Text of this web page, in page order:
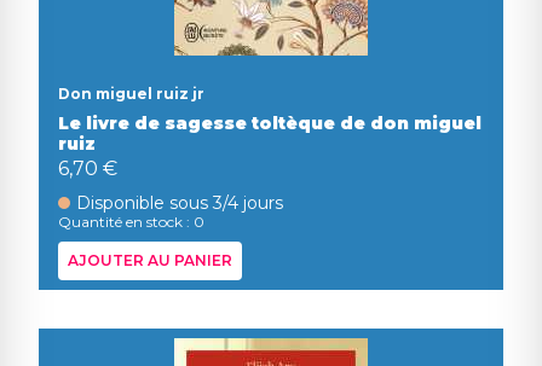
Don miguel ruiz jr
Le livre de sagesse toltèque de don miguel
ruiz
6,70 €
Disponible sous 3/4 jours
Quantité en stock : 0
AJOUTER AU PANIER